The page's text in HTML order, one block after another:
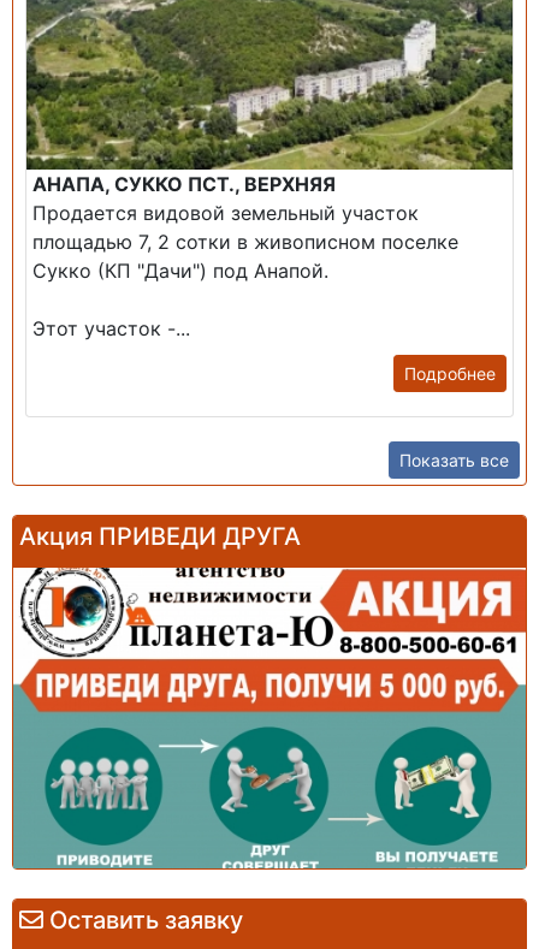
Оставить заявку
АНАПА, СУККО ПСТ., ВЕРХНЯЯ
Продается видовой земельный участок
площадью 7, 2 сотки в живописном поселке
Сукко (КП "Дачи") под Анапой.
Этот участок -...
Подробнее
Показать все
Акция ПРИВЕДИ ДРУГА